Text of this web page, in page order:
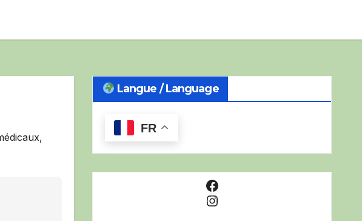
Langue / Language
FR
Facebook
Instagram